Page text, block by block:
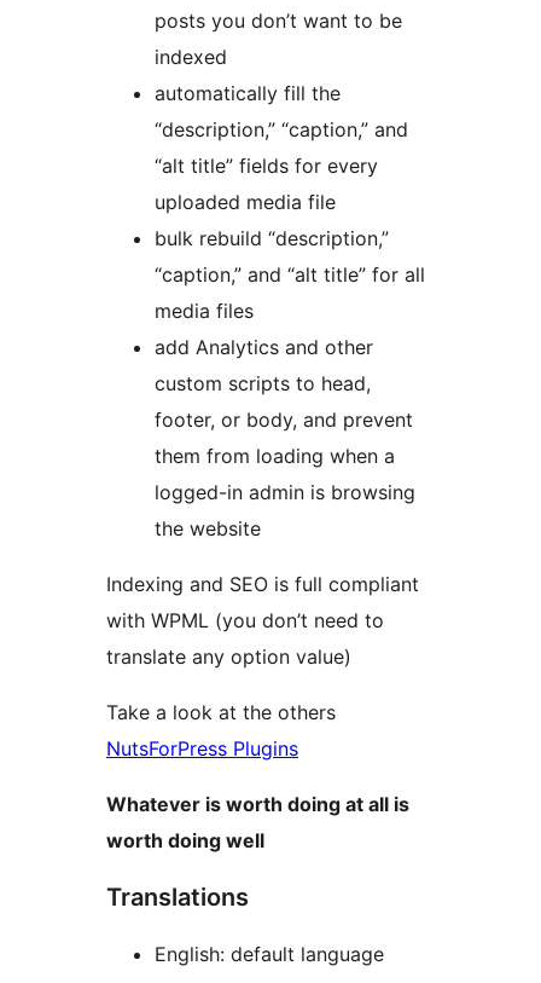
posts you don’t want to be
indexed
automatically fill the
“description,” “caption,” and
“alt title” fields for every
uploaded media file
bulk rebuild “description,”
“caption,” and “alt title” for all
media files
add Analytics and other
custom scripts to head,
footer, or body, and prevent
them from loading when a
logged-in admin is browsing
the website
Indexing and SEO is full compliant
with WPML (you don’t need to
translate any option value)
Take a look at the others
NutsForPress Plugins
Whatever is worth doing at all is
worth doing well
Translations
English: default language